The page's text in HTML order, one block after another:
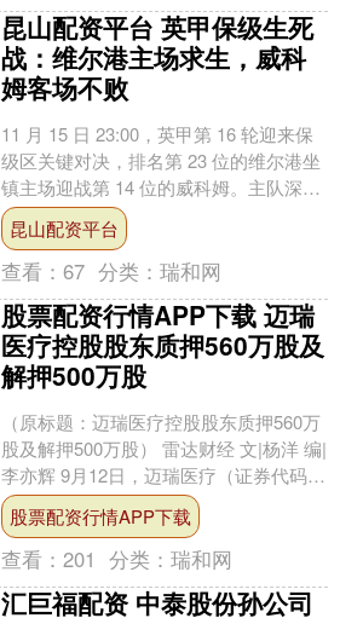
昆山配资平台 英甲保级生死
战：维尔港主场求生，威科
姆客场不败
11 月 15 日 23:00，英甲第 16 轮迎来保
级区关键对决，排名第 23 位的维尔港坐
镇主场迎战第 14 位的威科姆。主队深陷
降级泥潭急需抢分续命，客队....
昆山配资平台
查看：67 分类：瑞和网
股票配资行情APP下载 迈瑞
医疗控股股东质押560万股及
解押500万股
（原标题：迈瑞医疗控股股东质押560万
股及解押500万股） 雷达财经 文|杨洋 编|
李亦辉 9月12日，迈瑞医疗（证券代码：
300760）发布公告称，其控股股东....
股票配资行情APP下载
查看：201 分类：瑞和网
汇巨福配资 中泰股份孙公司